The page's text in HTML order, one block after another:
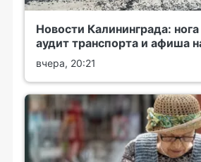
Новости Калининграда:
аудит транспорта и афиша
вчера, 20:21